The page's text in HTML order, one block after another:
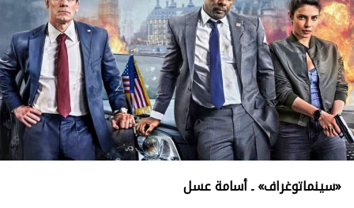
«سينماتوغراف» ـ أسامة عسل